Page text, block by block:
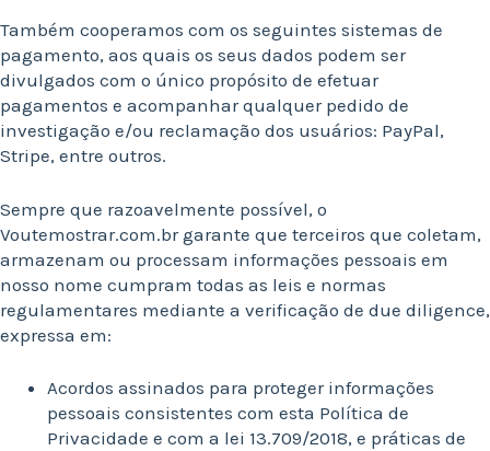
Também cooperamos com os seguintes sistemas de
pagamento, aos quais os seus dados podem ser
divulgados com o único propósito de efetuar
pagamentos e acompanhar qualquer pedido de
investigação e/ou reclamação dos usuários: PayPal,
Stripe, entre outros.
Sempre que razoavelmente possível, o
Voutemostrar.com.br garante que terceiros que coletam,
armazenam ou processam informações pessoais em
nosso nome cumpram todas as leis e normas
regulamentares mediante a verificação de due diligence,
expressa em:
Acordos assinados para proteger informações
pessoais consistentes com esta Política de
Privacidade e com a lei 13.709/2018, e práticas de